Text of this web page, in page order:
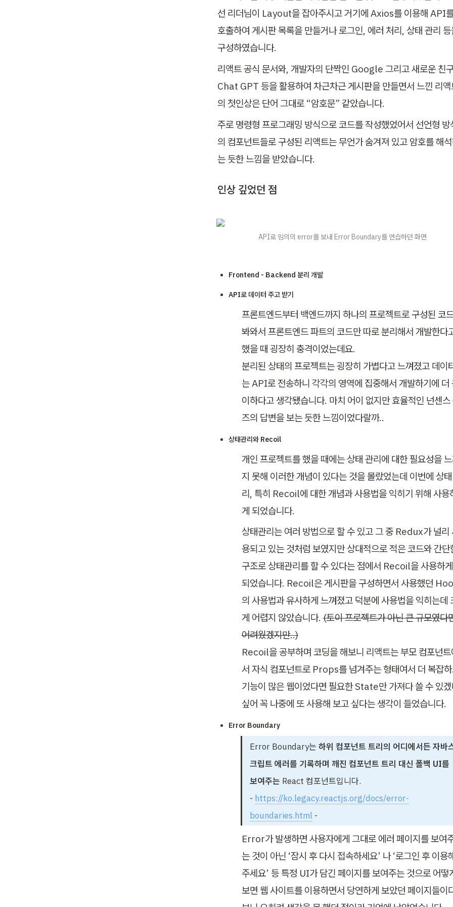
선 리더님이 Layout을 잡아주시고 거기에 Axios를 이용해 API
호출하여 게시판 목록을 만들거나 로그인, 에러 처리, 상태 관리
구성하였습니다.
리액트 공식 문서와, 개발자의 단짝인 Google 그리고 새로운 친
Chat GPT 등을 활용하여 차근차근 게시판을 만들면서 느낀 리액
의 첫인상은 단어 그대로 “암호문” 같았습니다.
주로 명령형 프로그래밍 방식으로 코드를 작성했었어서 선언형 방
의 컴포넌트들로 구성된 리액트는 무언가 숨겨져 있고 암호를 해
는 듯한 느낌을 받았습니다.
인상 깊었던 점
                           API로 임의의 error를 보내 Error Boundary를 연습하던 화면
Frontend - Backend 분리 개발
API로 데이터 주고 받기
프론트엔드부터 백엔드까지 하나의 프로젝트로 구성된 코
봐와서 프론트엔드 파트의 코드만 따로 분리해서 개발한다
했을 때 굉장히 충격이었는데요.
분리된 상태의 프로젝트는 굉장히 가볍다고 느껴졌고 데이
는 API로 전송하니 각각의 영역에 집중해서 개발하기에 더
이하다고 생각됐습니다. 마치 어이 없지만 효율적인 넌센스
즈의 답변을 보는 듯한 느낌이었다랄까..
상태관리와 Recoil
개인 프로젝트를 했을 때에는 상태 관리에 대한 필요성을
지 못해 이러한 개념이 있다는 것을 몰랐었는데 이번에 상
리, 특히 Recoil에 대한 개념과 사용법을 익히기 위해 사용
게 되었습니다.
상태관리는 여러 방법으로 할 수 있고 그 중 Redux가 널리
용되고 있는 것처럼 보였지만 상대적으로 적은 코드와 간단
구조로 상태관리를 할 수 있다는 점에서 Recoil을 사용하게
되었습니다. Recoil은 게시판을 구성하면서 사용했던
의 사용법과 유사하게 느껴졌고 덕분에 사용법을 익히는데
게 어렵지 않았습니다. (토이 프로젝트가 아닌 큰 규모였다
어려웠겠지만..)
Recoil을 공부하며 코딩을 해보니 리액트는 부모 컴포넌트
서 자식 컴포넌트로 Props를 넘겨주는 형태여서 더 복잡
기능이 많은 웹이었다면 필요한 State만 가져다 쓸 수 있
싶어 꼭 나중에 또 사용해 보고 싶다는 생각이 들었습니다.
Error Boundary
Error Boundary는 하위 컴포넌트 트리의 어디에서든 자바
크립트 에러를 기록하며 깨진 컴포넌트 트리 대신 폴백 UI를
보여주는 React 컴포넌트입니다.
- https://ko.legacy.reactjs.org/docs/error-
boundaries.html -
Error가 발생하면 사용자에게 그대로 에러 페이지를 보여
는 것이 아닌 ‘잠시 후 다시 접속하세요’ 나 ‘로그인 후 이용
주세요’ 등 특정 UI가 담긴 페이지를 보여주는 것으로 어떻
보면 웹 사이트를 이용하면서 당연하게 보았던 페이지들이